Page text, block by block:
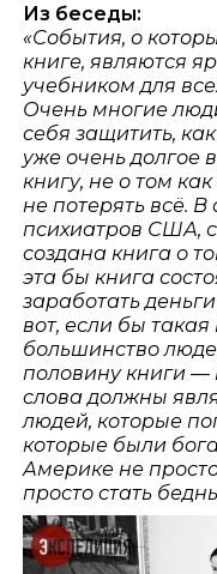
Из беседы:
«События, о
книге, являются
учебником для
Очень многие
себя защитить,
уже очень долгое
книгу, не о том
не потерять всё.
психиатров США,
создана книга о
эта бы книга
заработать
вот, если бы
большинство
половину книги —
слова должны
людей, которые
которые были
Америке не
просто стать